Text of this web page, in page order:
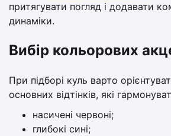
притягувати погляд і додавати
динаміки.
Вибір кольорових
При підборі куль варто
основних відтінків, які
насичені червоні;
глибокі сині;